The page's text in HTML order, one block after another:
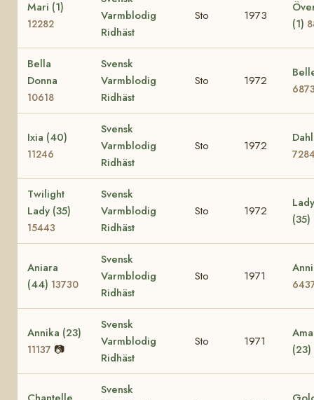
Mari (1)
12282
Varmblodig
Ridhäst
Sto 1973
(1)
Bella
Donna
10618
Svensk
Varmblodig
Ridhäst
Sto 1972
Ixia (40)
11246
Svensk
Varmblodig
Ridhäst
Sto 1972
Twilight
Lady (35)
15443
Svensk
Varmblodig
Ridhäst
Sto 1972
(35)
Aniara
(44) 13730
Svensk
Varmblodig
Ridhäst
Sto 1971
Annika (23)
11137 📷
Svensk
Varmblodig
Ridhäst
Sto 1971
(23)
Svensk